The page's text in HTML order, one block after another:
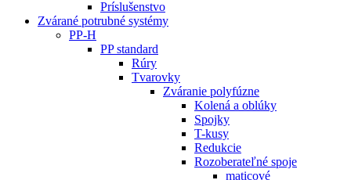
Príslušenstvo
Zvárané potrubné systémy
PP-H
PP standard
Rúry
Tvarovky
Zváranie polyfúzne
Kolená a oblúky
Spojky
T-kusy
Redukcie
Rozoberateľné spoje
maticové